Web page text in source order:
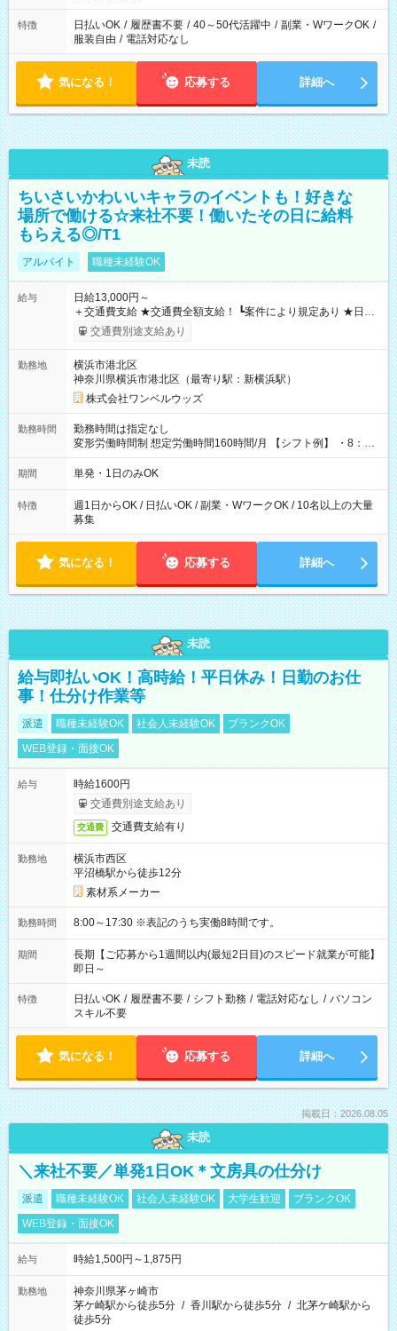
特徴 日払いOK / 履歴書不要 / 40～50代活躍中 / 副業・WワークOK /
服装自由 / 電話対応なし
気になる！ 応募する 詳細へ
未読
ちいさいかわいいキャラのイベントも！好きな
場所で働ける☆来社不要！働いたその日に給料
もらえる◎/T1
アルバイト 職種未経験OK
給与
日給13,000円～
＋交通費支給 ★交通費全額支給！ ┗案件により規定あり ★日払
いOK！（規定あり） ┗働いたその日に現金GET♪ お仕事後はコ
ンビニATMから 日払い分を引き落とせます！ 【試用期間】試
交通費別途支給あり
勤務地
横浜市港北区
神奈川県横浜市港北区（最寄り駅：新横浜駅）
株式会社ワンベルウッズ
勤務時間
勤務時間は指定なし
変形労働時間制 想定労働時間160時間/月 【シフト例】 ・8：00
～21：00
期間 単発・1日のみOK
特徴
週1日からOK / 日払いOK / 副業・WワークOK / 10名以上の大量
募集
気になる！ 応募する 詳細へ
未読
給与即払いOK！高時給！平日休み！日勤のお仕
事！仕分け作業等
派遣 職種未経験OK 社会人未経験OK
ブランクOK
WEB登録・面接OK
給与
時給1600円
交通費別途支給あり
交通費 交通費支給有り
勤務地
横浜市西区
平沼橋駅から徒歩12分
素材系メーカー
勤務時間 8:00～17:30 ※表記のうち実働8時間です。
期間
長期【ご応募から1週間以内(最短2日目)のスピード就業が可能】
即日～
特徴 日払いOK / 履歴書不要 / シフト勤務 / 電話対応なし / パソコン
スキル不要
気になる！ 応募する 詳細へ
掲載日：2026.08.05
未読
＼来社不要／単発1日OK＊文房具の仕分け
派遣 職種未経験OK 社会人未経験OK 大学生歓迎
ブランクOK
WEB登録・面接OK
給与 時給1,500円～1,875円
勤務地
神奈川県茅ヶ崎市
茅ケ崎駅から徒歩5分 / 香川駅から徒歩5分 / 北茅ケ崎駅から
徒歩5分